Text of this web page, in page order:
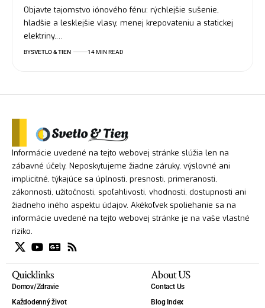
Objavte tajomstvo iónového fénu: rýchlejšie sušenie,
hladšie a lesklejšie vlasy, menej krepovateniu a statickej
elektriny.…
BYSVETLO & TIEN 14 MIN READ
Informácie uvedené na tejto webovej stránke slúžia len na
zábavné účely. Neposkytujeme žiadne záruky, výslovné ani
implicitné, týkajúce sa úplnosti, presnosti, primeranosti,
zákonnosti, užitočnosti, spoľahlivosti, vhodnosti, dostupnosti ani
žiadneho iného aspektu údajov. Akékoľvek spoliehanie sa na
informácie uvedené na tejto webovej stránke je na vaše vlastné
riziko.
Quicklinks
Domov/Zdravie
Každodenný život
About US
Contact Us
Blog Index